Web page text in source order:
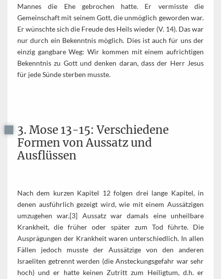
Mannes die Ehe gebrochen hatte. Er vermisste die
Gemeinschaft mit seinem Gott, die unmöglich geworden war.
Er wünschte sich die Freude des Heils wieder (V. 14). Das war
nur durch ein Bekenntnis möglich. Dies ist auch für uns der
einzig gangbare Weg: Wir kommen mit einem aufrichtigen
Bekenntnis zu Gott und denken daran, dass der Herr Jesus
für jede Sünde sterben musste.
3. Mose 13-15: Verschiedene
Formen von Aussatz und
Ausflüssen
Nach dem kurzen Kapitel 12 folgen drei lange Kapitel, in
denen ausführlich gezeigt wird, wie mit einem Aussätzigen
umzugehen war.[3] Aussatz war damals eine unheilbare
Krankheit, die früher oder später zum Tod führte. Die
Ausprägungen der Krankheit waren unterschiedlich. In allen
Fällen jedoch musste der Aussätzige von den anderen
Israeliten getrennt werden (die Ansteckungsgefahr war sehr
hoch) und er hatte keinen Zutritt zum Heiligtum, d.h. er